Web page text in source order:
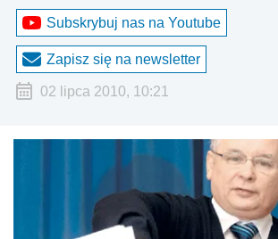
Subskrybuj nas na Youtube
Zapisz się na newsletter
02 lipca 2010, 10:21